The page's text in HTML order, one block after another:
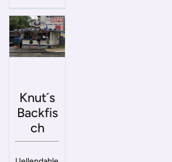
Knut´s
Backfis
ch